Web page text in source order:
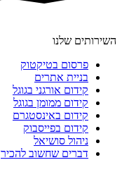
השירותים שלנו
פרסום בטיקטוק
בניית אתרים
קידום אורגני בגוגל
קידום ממומן בגוגל
קידום באינסטגרם
קידום בפייסבוק
ניהול סושיאל
דברים שחשוב להכיר